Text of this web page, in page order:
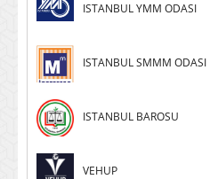
ISTANBUL YMM ODASI
ISTANBUL SMMM ODASI
ISTANBUL BAROSU
VEHUP